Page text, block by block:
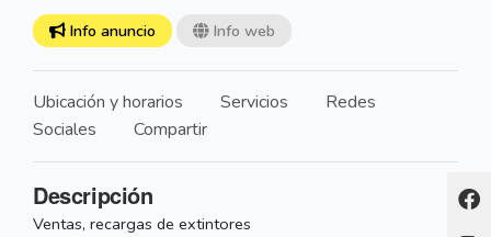
Info anuncio Info web
Ubicación y horarios Servicios
Redes
Sociales
Compartir
Descripción
Ventas, recargas de extintores